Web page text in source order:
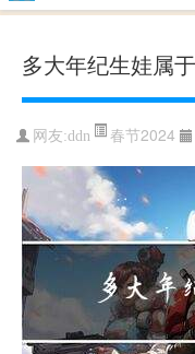
多大年纪生娃属
网友:ddn 春节2024